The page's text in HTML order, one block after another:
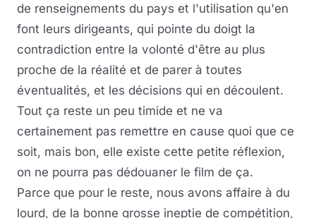
de renseignements du pays et l'utilisation qu'en
font leurs dirigeants, qui pointe du doigt la
contradiction entre la volonté d'être au plus
proche de la réalité et de parer à toutes
éventualités, et les décisions qui en découlent.
Tout ça reste un peu timide et ne va
certainement pas remettre en cause quoi que ce
soit, mais bon, elle existe cette petite réflexion,
on ne pourra pas dédouaner le film de ça.
Parce que pour le reste, nous avons affaire à du
lourd, de la bonne grosse ineptie de compétition,